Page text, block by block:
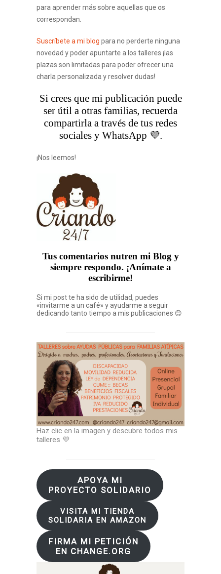
para aprender más sobre aquellas que os
correspondan.
Suscríbete a mi blog para no perderte ninguna
novedad y poder apuntarte a los talleres ¡las
plazas son limitadas para poder ofrecer una
charla personalizada y resolver dudas!
Si crees que mi publicación puede
ser útil a otras familias, recuerda
compartirla a través de tus redes
sociales y WhatsApp 💜.
¡Nos leemos!
Tus comentarios nutren mi Blog y
siempre respondo. ¡Anímate a
escribirme!
Si mi post te ha sido de utilidad, puedes
«invitarme a un café» y ayudarme a seguir
dedicando tanto tiempo a mis publicaciones 😊
Haz clic en la imagen y descubre todos mis
talleres 💜
APOYA MI
PROYECTO SOLIDARIO
VISITA MI TIENDA
SOLIDARIA EN AMAZON
FIRMA MI PETICIÓN
EN CHANGE.ORG